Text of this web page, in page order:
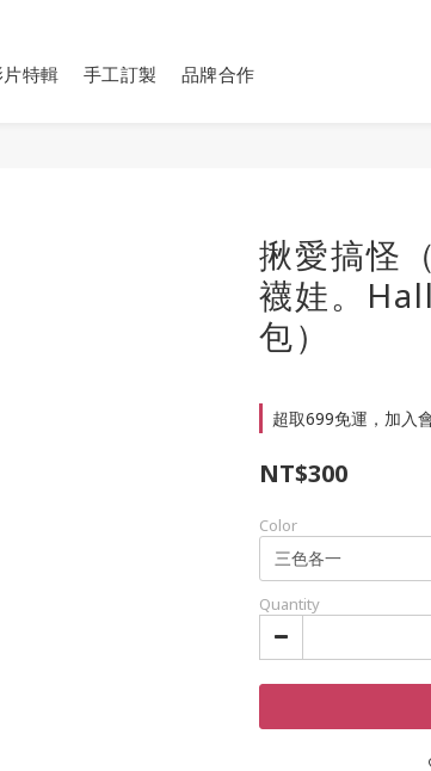
特輯 手工訂製 品牌合作
揪愛搞怪
襪娃。
包）
超取699免運，加入
NT$300
Color
Quantity